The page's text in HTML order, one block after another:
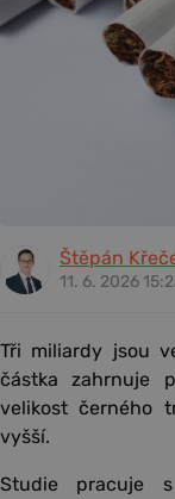
Štěpán
11. 6. 2026
Tři miliardy jsou
částka zahrnuje
velikost černého
vyšší.
Studie pracuje s